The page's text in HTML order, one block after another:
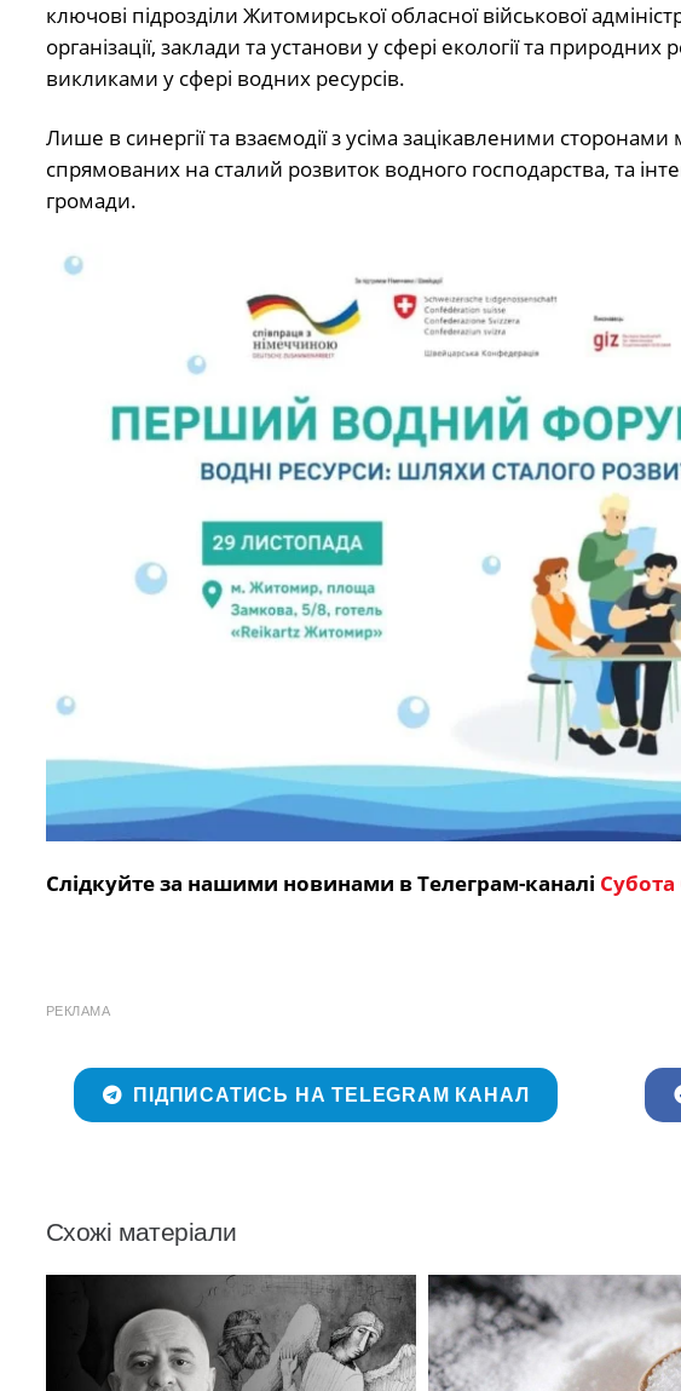
ключові підрозділи Житомирської обласної військової
організації, заклади та установи у сфері екології та
викликами у сфері водних ресурсів.
Лише в синергії та взаємодії з усіма зацікавленими
спрямованих на сталий розвиток водного господарства, та
громади.
Слідкуйте за нашими новинами в Телеграм-каналі
РЕКЛАМА
ПІДПИСАТИСЬ НА TELEGRAM КАНАЛ
Схожі матеріали